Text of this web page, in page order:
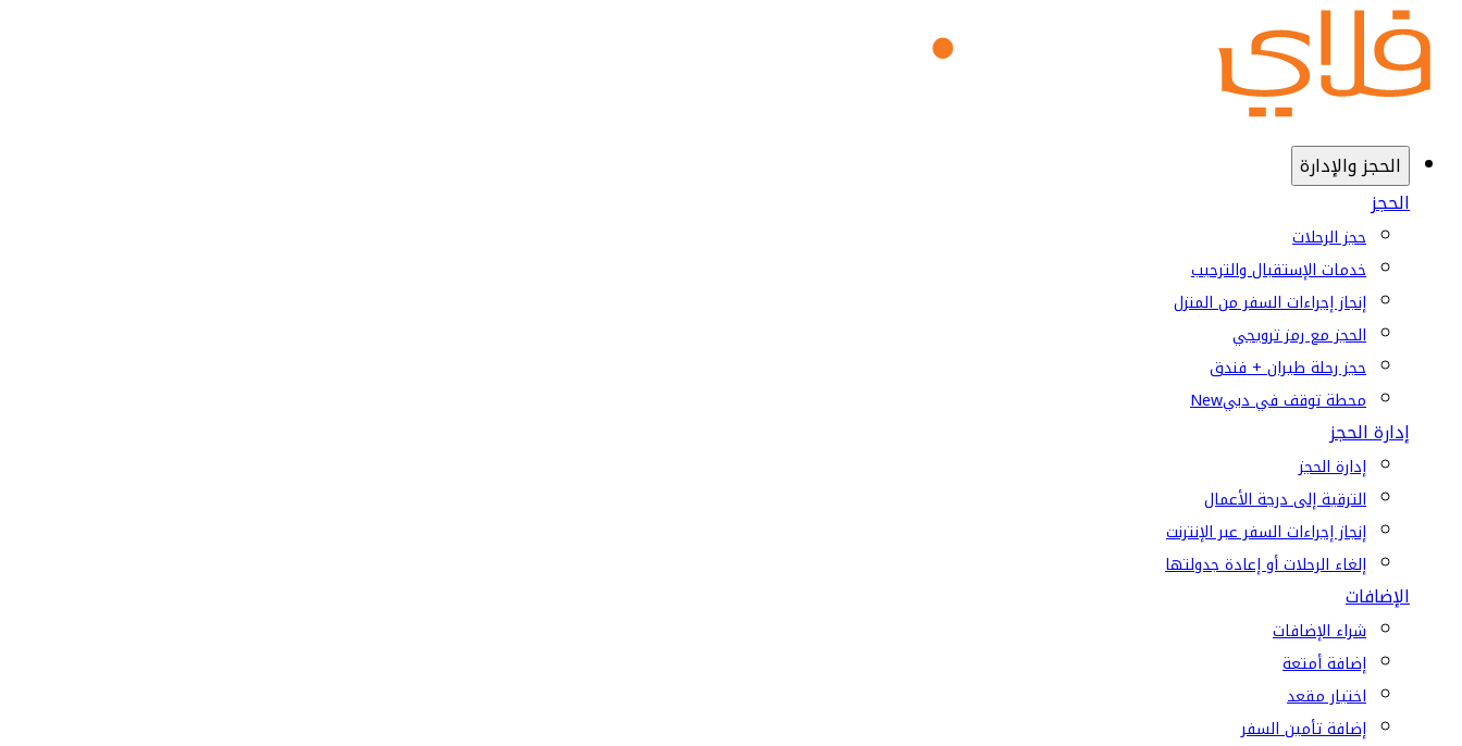
الحجز والإدارة
الحجز
حجز الرحلات
خدمات الإستقبال والترحيب
إنجاز إجراءات السفر من المنزل
الحجز مع رمز ترويجي
حجز رحلة طيران + فندق
محطة توقف في دبيNew
إدارة الحجز
إدارة الحجز
الترقية إلى درجة الأعمال
إنجاز إجراءات السفر عبر الإنترنت
إلغاء الرحلات أو إعادة جدولتها
الإضافات
شراء الإضافات
إضافة أمتعة
اختيار مقعد
إضافة تأمين السفر